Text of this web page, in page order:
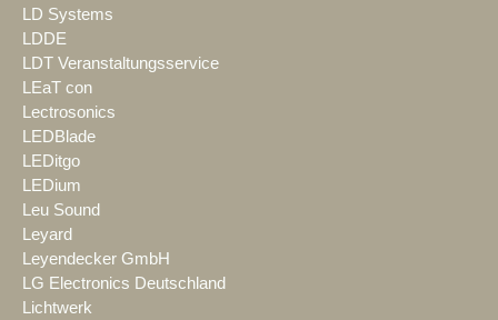
LD Systems
LDDE
LDT Veranstaltungsservice
LEaT con
Lectrosonics
LEDBlade
LEDitgo
LEDium
Leu Sound
Leyard
Leyendecker GmbH
LG Electronics Deutschland
Lichtwerk